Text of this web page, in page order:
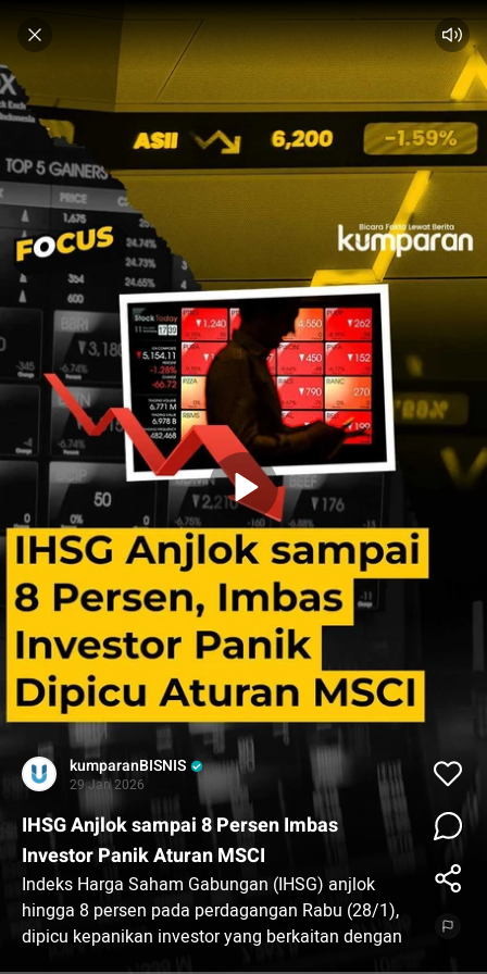
kumparanBISNIS
29 Jan 2026
IHSG Anjlok sampai 8 Persen Imbas
Investor Panik Aturan MSCI
Indeks Harga Saham Gabungan (IHSG) anjlok
hingga 8 persen pada perdagangan Rabu (28/1),
dipicu kepanikan investor yang berkaitan dengan